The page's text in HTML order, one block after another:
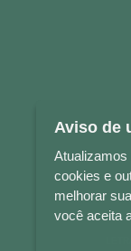
Aviso de
cookies e
melhorar
você aceita